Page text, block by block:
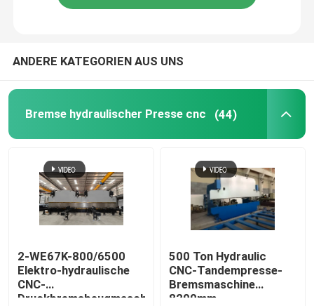
hydraulische scherende Maschine
CNC-Plasmaschneidmaschine
Pole-Richtmaschine
Stahlspule, die Linie aufschlitzt
Roboterschweißgerät
ANDERE KATEGORIEN AUS UNS
Bremse hydraulischer Presse cnc (44)
2-WE67K-800/6500
Elektro-hydraulische
CNC-
Druckbremsbeugmaschine
500 Ton Hydraulic
CNC-Tandempresse-
Bremsmaschine
8200mm